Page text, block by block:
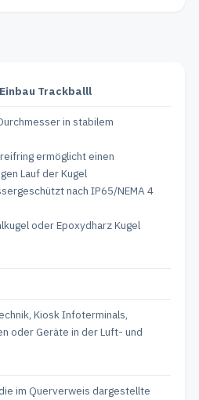
Trackballl
in stabilem
ermöglicht einen
Lauf der Kugel
nach IP65/NEMA 4
oder Epoxydharz Kugel
Kiosk Infoterminals,
oder Geräte in der Luft- und
im Querverweis dargestellte